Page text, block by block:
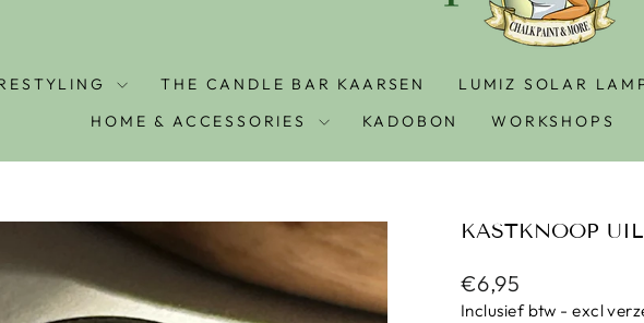
THE CANDLE BAR KAARSEN LUMIZ SOLAR
HOME & ACCESSORIES
KADOBON WORKSHOPS
KASTKNOOP UIL
Prijs
€6,95
Inclusief btw - excl